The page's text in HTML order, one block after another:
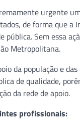
urgente
de forma que
pública. Sem essa
Metropolitana.
da população e
de qualidade,
da rede de apoio.
profissionais: